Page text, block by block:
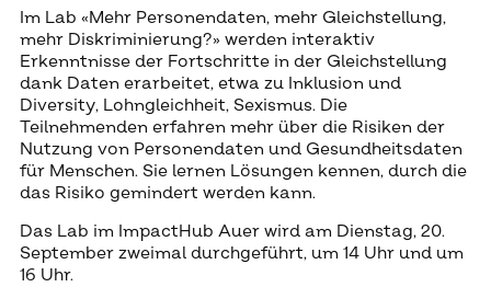
Im Lab «Mehr Personendaten, mehr Gleichstellung,
mehr Diskriminierung?» werden interaktiv
Erkenntnisse der Fortschritte in der Gleichstellung
dank Daten erarbeitet, etwa zu Inklusion und
Diversity, Lohngleichheit, Sexismus. Die
Teilnehmenden erfahren mehr über die Risiken der
Nutzung von Personendaten und Gesundheitsdaten
für Menschen. Sie lernen Lösungen kennen, durch die
das Risiko gemindert werden kann.
Das Lab im ImpactHub Auer wird am Dienstag, 20.
September zweimal durchgeführt, um 14 Uhr und um
16 Uhr.